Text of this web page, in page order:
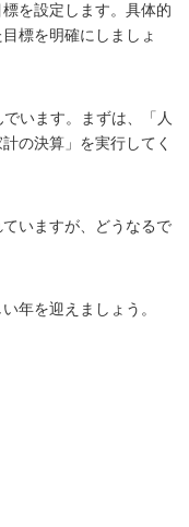
を設定します。具体的
標を明確にしましょ
います。まずは、「人
の決算」を実行してく
いますが、どうなるで
年を迎えましょう。